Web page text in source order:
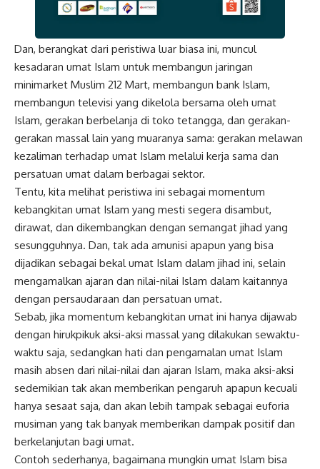
Dan, berangkat dari peristiwa luar biasa ini, muncul
kesadaran umat Islam untuk membangun jaringan
minimarket Muslim 212 Mart, membangun bank Islam,
membangun televisi yang dikelola bersama oleh umat
Islam, gerakan berbelanja di toko tetangga, dan gerakan-
gerakan massal lain yang muaranya sama: gerakan melawan
kezaliman terhadap umat Islam melalui kerja sama dan
persatuan umat dalam berbagai sektor.
Tentu, kita melihat peristiwa ini sebagai momentum
kebangkitan umat Islam yang mesti segera disambut,
dirawat, dan dikembangkan dengan semangat jihad yang
sesungguhnya. Dan, tak ada amunisi apapun yang bisa
dijadikan sebagai bekal umat Islam dalam jihad ini, selain
mengamalkan ajaran dan nilai-nilai Islam dalam kaitannya
dengan persaudaraan dan persatuan umat.
Sebab, jika momentum kebangkitan umat ini hanya dijawab
dengan hirukpikuk aksi-aksi massal yang dilakukan sewaktu-
waktu saja, sedangkan hati dan pengamalan umat Islam
masih absen dari nilai-nilai dan ajaran Islam, maka aksi-aksi
sedemikian tak akan memberikan pengaruh apapun kecuali
hanya sesaat saja, dan akan lebih tampak sebagai euforia
musiman yang tak banyak memberikan dampak positif dan
berkelanjutan bagi umat.
Contoh sederhanya, bagaimana mungkin umat Islam bisa